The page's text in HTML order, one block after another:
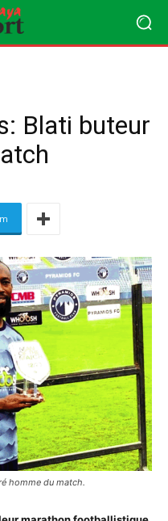
Blati buteur
homme du match.